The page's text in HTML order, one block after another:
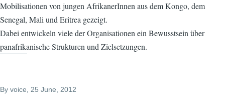
Mobilisationen von jungen AfrikanerInnen aus dem Kongo, dem
Senegal, Mali und Eritrea gezeigt.
Dabei entwickeln viele der Organisationen ein Bewusstsein über
panafrikanische Strukturen und Zielsetzungen.
By voice , 25 June, 2012